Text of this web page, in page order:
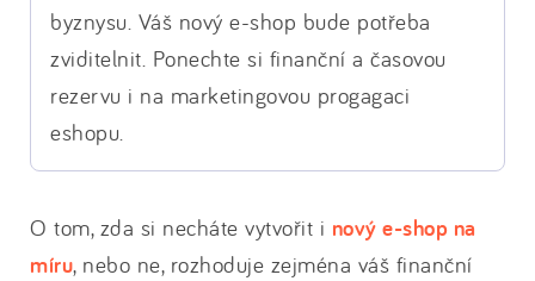
byznysu. Váš nový e-shop bude potřeba
zviditelnit. Ponechte si finanční a časovou
rezervu i na marketingovou progagaci
eshopu.
O tom, zda si necháte vytvořit i nový e-shop na
míru, nebo ne, rozhoduje zejména váš finanční